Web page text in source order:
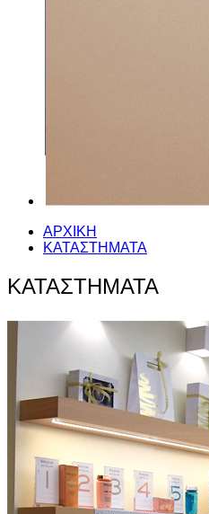
ΑΡΧΙΚΗ
ΚΑΤΑΣΤΗΜΑΤΑ
ΚΑΤΑΣΤΗΜΑΤΑ